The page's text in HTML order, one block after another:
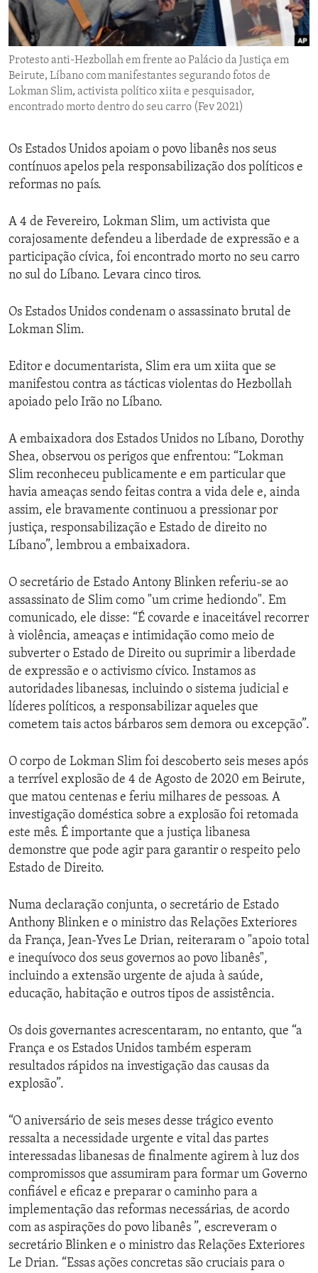
ENVIRONMENT AND HEALTH
IDEALS AND INSTITUTIONS
Protesto anti-Hezbollah em frente ao Palácio da Justiça em
Beirute, Líbano com manifestantes segurando fotos de
Lokman Slim, activista político xiita e pesquisador,
encontrado morto dentro do seu carro (Fev 2021)
Os Estados Unidos apoiam o povo libanês nos seus
contínuos apelos pela responsabilização dos políticos e
reformas no país.
A 4 de Fevereiro, Lokman Slim, um activista que
corajosamente defendeu a liberdade de expressão e a
participação cívica, foi encontrado morto no seu carro
no sul do Líbano. Levara cinco tiros.
Os Estados Unidos condenam o assassinato brutal de
Lokman Slim.
Editor e documentarista, Slim era um xiita que se
manifestou contra as tácticas violentas do Hezbollah
apoiado pelo Irão no Líbano.
A embaixadora dos Estados Unidos no Líbano, Dorothy
Shea, observou os perigos que enfrentou: “Lokman
Slim reconheceu publicamente e em particular que
havia ameaças sendo feitas contra a vida dele e, ainda
assim, ele bravamente continuou a pressionar por
justiça, responsabilização e Estado de direito no
Líbano”, lembrou a embaixadora.
O secretário de Estado Antony Blinken referiu-se ao
assassinato de Slim como "um crime hediondo". Em
comunicado, ele disse: “É covarde e inaceitável recorrer
à violência, ameaças e intimidação como meio de
subverter o Estado de Direito ou suprimir a liberdade
de expressão e o activismo cívico. Instamos as
autoridades libanesas, incluindo o sistema judicial e
líderes políticos, a responsabilizar aqueles que
cometem tais actos bárbaros sem demora ou excepção”.
O corpo de Lokman Slim foi descoberto seis meses após
a terrível explosão de 4 de Agosto de 2020 em Beirute,
que matou centenas e feriu milhares de pessoas. A
investigação doméstica sobre a explosão foi retomada
este mês. É importante que a justiça libanesa
demonstre que pode agir para garantir o respeito pelo
Estado de Direito.
Numa declaração conjunta, o secretário de Estado
Anthony Blinken e o ministro das Relações Exteriores
da França, Jean-Yves Le Drian, reiteraram o "apoio total
e inequívoco dos seus governos ao povo libanês",
incluindo a extensão urgente de ajuda à saúde,
educação, habitação e outros tipos de assistência.
Os dois governantes acrescentaram, no entanto, que “a
França e os Estados Unidos também esperam
resultados rápidos na investigação das causas da
explosão”.
“O aniversário de seis meses desse trágico evento
ressalta a necessidade urgente e vital das partes
interessadas libanesas de finalmente agirem à luz dos
compromissos que assumiram para formar um Governo
confiável e eficaz e preparar o caminho para a
implementação das reformas necessárias, de acordo
com as aspirações do povo libanês ”, escreveram o
secretário Blinken e o ministro das Relações Exteriores
Le Drian. “Essas ações concretas são cruciais para o